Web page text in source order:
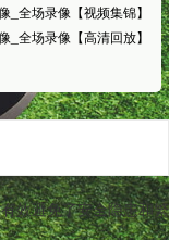
全场录像【视频集锦】
全场录像【高清回放】
免了安全隐